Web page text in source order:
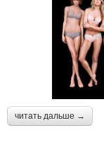
читать дальше →